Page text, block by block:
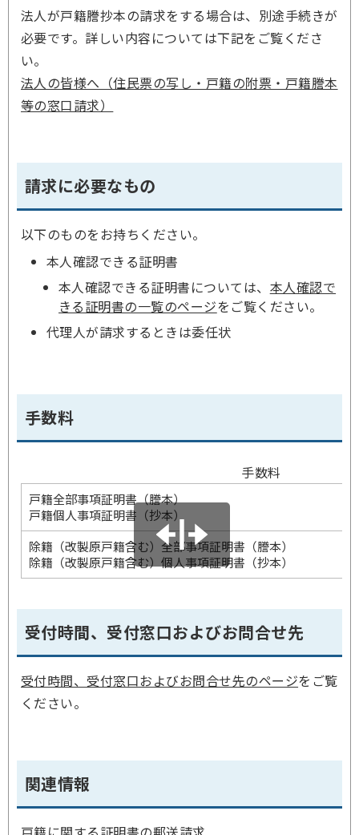
法人が戸籍謄抄本の請求をする場合は、別途手続きが
必要です。詳しい内容については下記をご覧くださ
い。
法人の皆様へ（住民票の写し・戸籍の附票・戸籍謄本
等の窓口請求）
請求に必要なもの
以下のものをお持ちください。
本人確認できる証明書
本人確認できる証明書については、 本人確認で
きる証明書の一覧のページをご覧ください。
代理人が請求するときは委任状
手数料
手数料
戸籍全部事項証明書（謄本）
戸籍個人事項証明書（抄本）
除籍（改製原戸籍含む）全部事項証明書（謄本）
除籍（改製原戸籍含む）個人事項証明書（抄本）
受付時間、受付窓口およびお問合せ先
受付時間、受付窓口およびお問合せ先のページをご覧
ください。
関連情報